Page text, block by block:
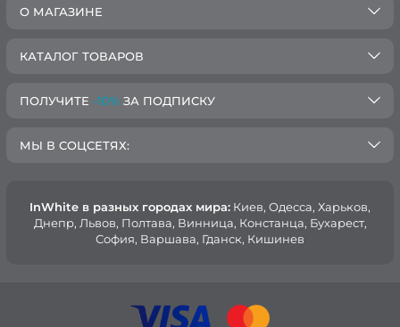
О МАГАЗИНЕ
КАТАЛОГ ТОВАРОВ
ПОЛУЧИТЕ -10% ЗА ПОДПИСКУ
МЫ В СОЦСЕТЯХ:
InWhite в разных городах мира: Киев, Oдесса, Харьков,
Днепр, Львов, Полтава, Винница, Констанца, Бухарест,
София, Варшава, Гданск, Кишинев